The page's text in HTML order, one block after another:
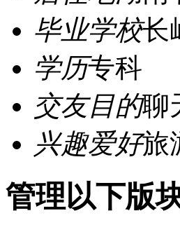
毕业学校长
学历专科
交友目的聊
兴趣爱好旅
管理以下版